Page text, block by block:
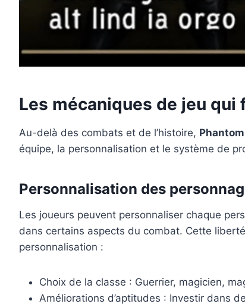
Les mécaniques de jeu qui
Au-delà des combats et de l’histoire,
équipe, la personnalisation et le système de
Personnalisation des
Les joueurs peuvent personnaliser chaque
dans certains aspects du combat. Cette
personnalisation :
Choix de la classe : Guerrier, magicien,
Améliorations d’aptitudes : Investir dans